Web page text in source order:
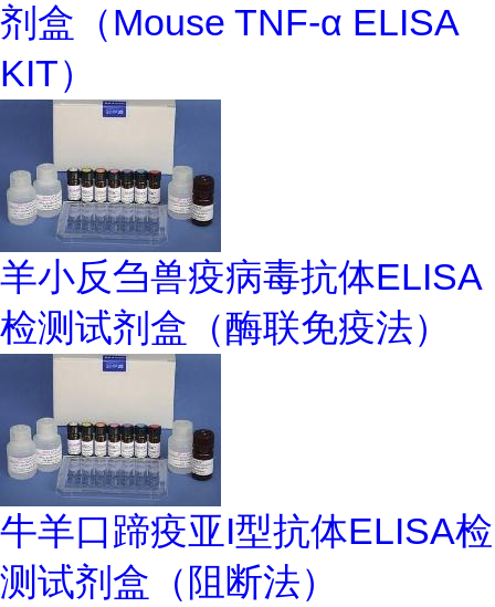
剂盒（Mouse TNF-α ELISA
KIT）
羊小反刍兽疫病毒抗体ELISA
检测试剂盒（酶联免疫法）
牛羊口蹄疫亚I型抗体ELISA检
测试剂盒（阻断法）